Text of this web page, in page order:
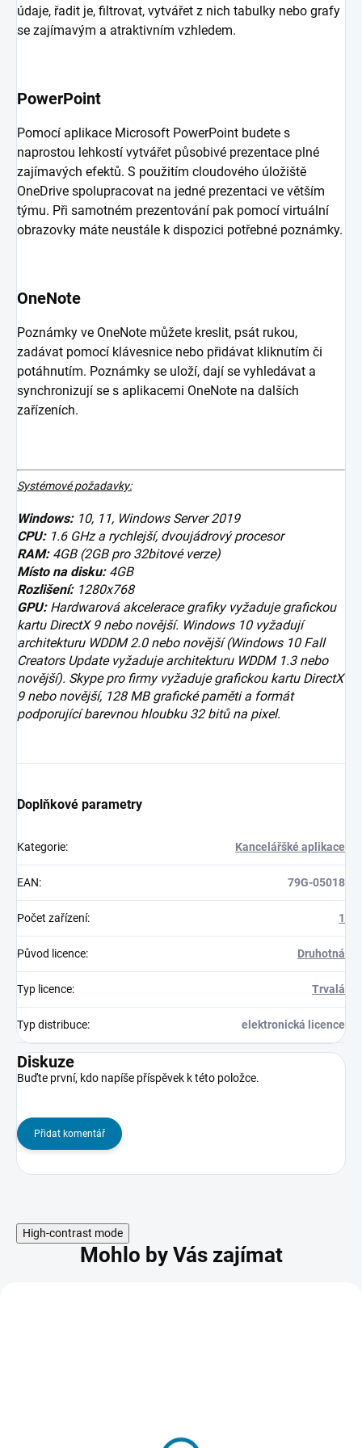
údaje, řadit je, filtrovat, vytvářet z nich tabulky nebo grafy
se zajímavým a atraktivním vzhledem.
PowerPoint
Pomocí aplikace Microsoft PowerPoint budete s
naprostou lehkostí vytvářet působivé prezentace plné
zajímavých efektů. S použitím cloudového úložiště
OneDrive spolupracovat na jedné prezentaci ve větším
týmu. Při samotném prezentování pak pomocí virtuální
obrazovky máte neustále k dispozici potřebné poznámky.
OneNote
Poznámky ve OneNote můžete kreslit, psát rukou,
zadávat pomocí klávesnice nebo přidávat kliknutím či
potáhnutím. Poznámky se uloží, dají se vyhledávat a
synchronizují se s aplikacemi OneNote na dalších
zařízeních.
Systémové požadavky:
Windows:10, 11, Windows Server 2019
CPU:1.6 GHz a rychlejší, dvoujádrový procesor
RAM:4GB (2GB pro 32bitové verze)
Místo na disku:4GB
Rozlišení:1280x768
GPU:Hardwarová akcelerace grafiky vyžaduje grafickou
kartu DirectX 9 nebo novější. Windows 10 vyžadují
architekturu WDDM 2.0 nebo novější (Windows 10 Fall
Creators Update vyžaduje architekturu WDDM 1.3 nebo
novější). Skype pro firmy vyžaduje grafickou kartu DirectX
9 nebo novější, 128 MB grafické paměti a formát
podporující barevnou hloubku 32 bitů na pixel.
Doplňkové parametry
Kategorie: Kancelářšké aplikace
EAN: 79G-05018
Počet zařízení: 1
Původ licence: Druhotná
Typ licence: Trvalá
Typ distribuce: elektronická licence
Diskuze
Buďte první, kdo napíše příspěvek k této položce.
Přidat komentář
High-contrast mode
Mohlo by Vás zajímat